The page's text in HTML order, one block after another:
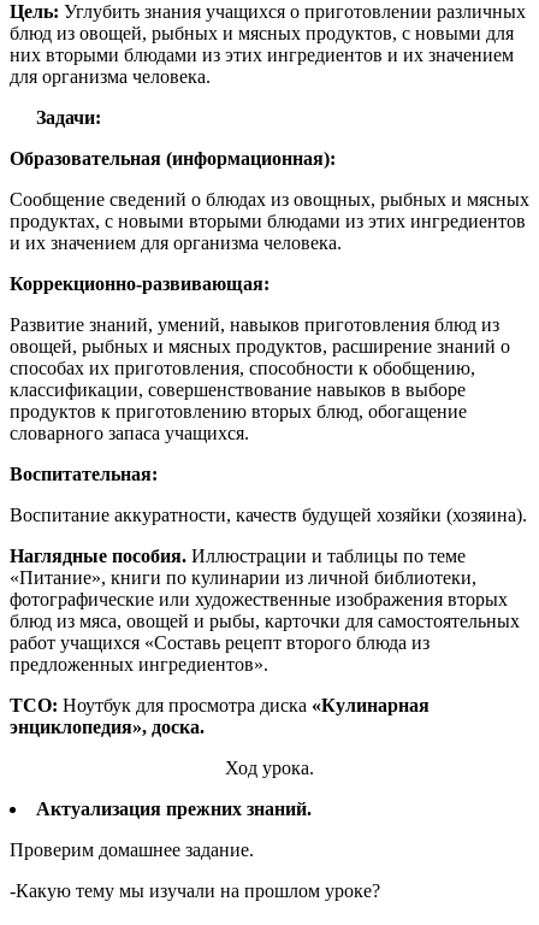
Цель: Углубить знания учащихся о приготовлении различных
блюд из овощей, рыбных и мясных продуктов, с новыми для
них вторыми блюдами из этих ингредиентов и их значением
для организма человека.
Задачи:
Образовательная (информационная):
Сообщение сведений о блюдах из овощных, рыбных и мясных
продуктах, с новыми вторыми блюдами из этих ингредиентов
и их значением для организма человека.
Коррекционно-развивающая:
Развитие знаний, умений, навыков приготовления блюд из
овощей, рыбных и мясных продуктов, расширение знаний о
способах их приготовления, способности к обобщению,
классификации, совершенствование навыков в выборе
продуктов к приготовлению вторых блюд, обогащение
словарного запаса учащихся.
Воспитательная:
Воспитание аккуратности, качеств будущей хозяйки (хозяина).
Наглядные пособия. Иллюстрации и таблицы по теме
«Питание», книги по кулинарии из личной библиотеки,
фотографические или художественные изображения вторых
блюд из мяса, овощей и рыбы, карточки для самостоятельных
работ учащихся «Составь рецепт второго блюда из
предложенных ингредиентов».
ТСО: Ноутбук для просмотра диска «Кулинарная
энциклопедия», доска.
Ход урока.
Актуализация прежних знаний.
Проверим домашнее задание.
-Какую тему мы изучали на прошлом уроке?